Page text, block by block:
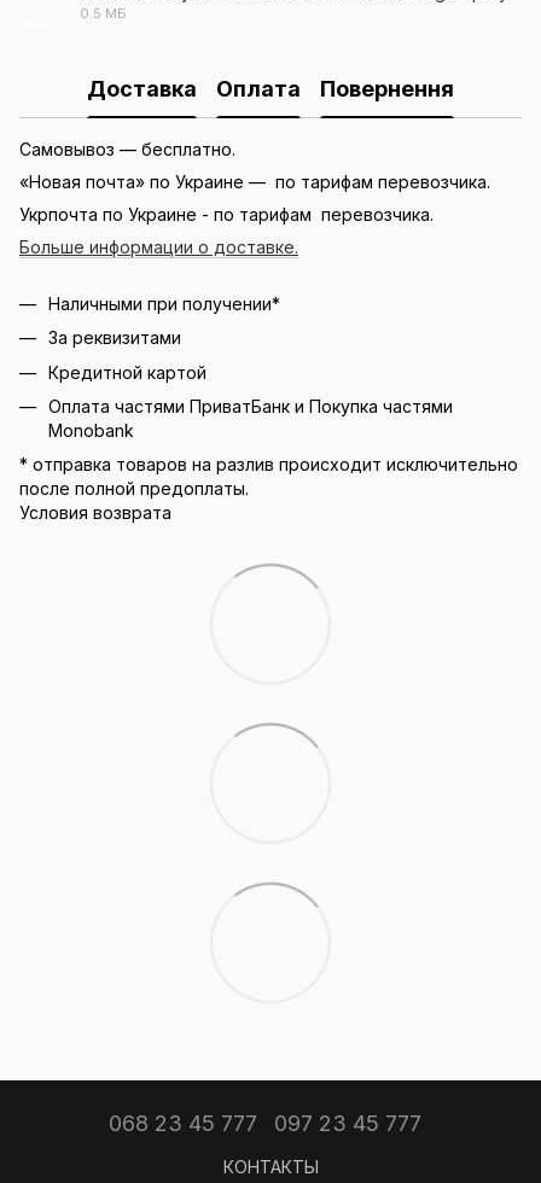
0.5 МБ
Доставка Оплата Повернення
Самовывоз — бесплатно.
«Новая почта» по Украине — по тарифам перевозчика.
Укрпочта по Украине - по тарифам перевозчика.
Больше информации о доставке.
Наличными при получении*
За реквизитами
Кредитной картой
Оплата частями ПриватБанк и Покупка частями
Monobank
* отправка товаров на разлив происходит исключительно
после полной предоплаты.
Условия возврата
068 23 45 777 097 23 45 777
КОНТАКТЫ